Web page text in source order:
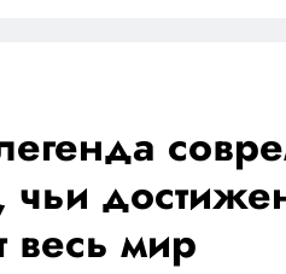
чьи
весь мир